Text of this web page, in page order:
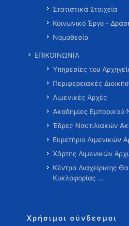
Στατιστικά Στοιχεία
Κοινωνικό Έργο -
Νομοθεσία
ΕΠΙΚΟΙΝΩΝΙΑ
Υπηρεσίες του
Περιφερειακές
Λιμενικές Αρχές
Ακαδημίες Εμπορικού
Έδρες Ναυτιλιακών
Ευρετήριο Λιμενικών
Χάρτης Λιμενικών
Κέντρα Διαχείρισης
Κυκλοφορίας …
Χρήσιμοι σύνδεσμοι